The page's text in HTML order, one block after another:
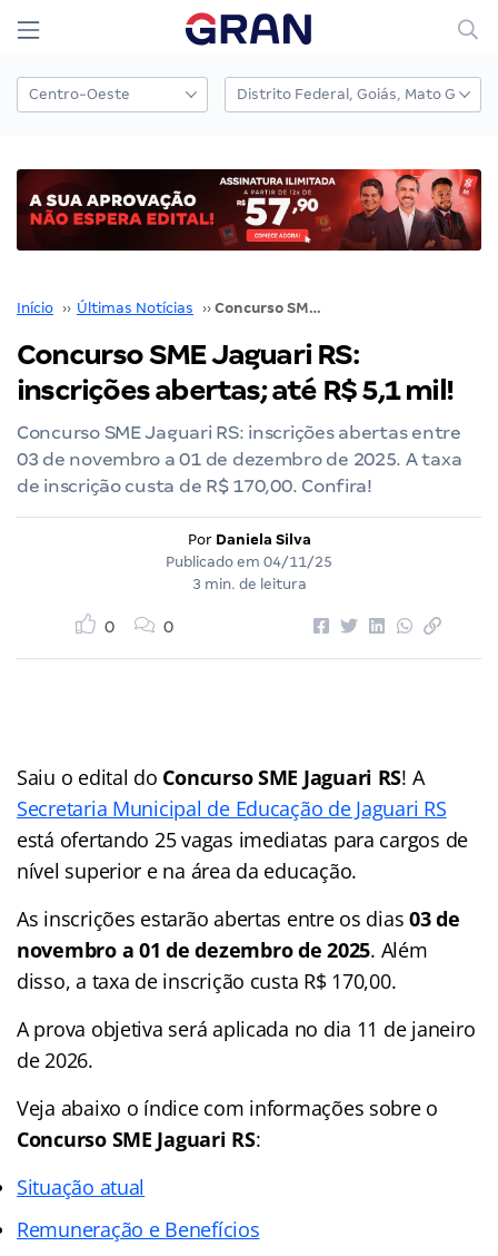
Início ›› Últimas Notícias ›› Concurso SME Jaguari RS: inscrições abertas; até R$ 5,1 mil!
Concurso SME Jaguari RS:
inscrições abertas; até R$ 5,1 mil!
Concurso SME Jaguari RS: inscrições abertas entre
03 de novembro a 01 de dezembro de 2025. A taxa
de inscrição custa de R$ 170,00. Confira!
Por Daniela Silva
Publicado em 04/11/25
3 min. de leitura
0 0
Saiu o edital do Concurso SME Jaguari RS! A
Secretaria Municipal de Educação de Jaguari RS
está ofertando 25 vagas imediatas para cargos de
nível superior e na área da educação.
As inscrições estarão abertas entre os dias03 de
novembro a 01 de dezembro de 2025. Além
disso, a taxa de inscrição custa R$ 170,00.
A prova objetiva será aplicada no dia 11 de janeiro
de 2026.
Veja abaixo o índicecom informações sobre o
Concurso SME Jaguari RS:
Situação atual
Remuneração e Benefícios